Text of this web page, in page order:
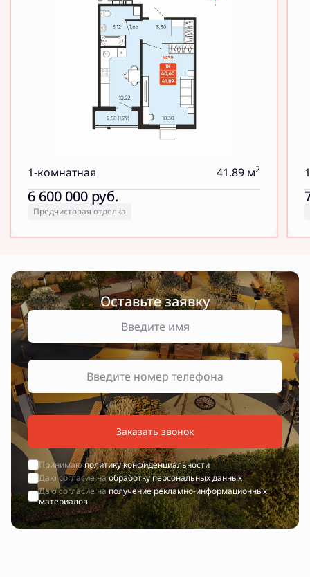
1-комнатная 41.89 м2
6 600 000 руб.
Предчистовая отделка
Оставьте заявку
Заказать звонок
Принимаюполитику конфиденциальности
Даю согласие наобработку персональных данных
Даю согласие наполучение рекламно-информационных
материалов